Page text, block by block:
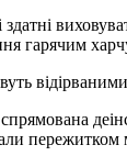
гарячим